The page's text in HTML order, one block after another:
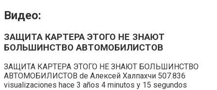
Видео:
ЗАЩИТА КАРТЕРА ЭТОГО НЕ ЗНАЮТ
БОЛЬШИНСТВО АВТОМОБИЛИСТОВ
ЗАЩИТА КАРТЕРА ЭТОГО НЕ ЗНАЮТ БОЛЬШИНСТВО
АВТОМОБИЛИСТОВ de Алексей Халпахчи 507.836
visualizaciones hace 3 años 4 minutos y 15 segundos